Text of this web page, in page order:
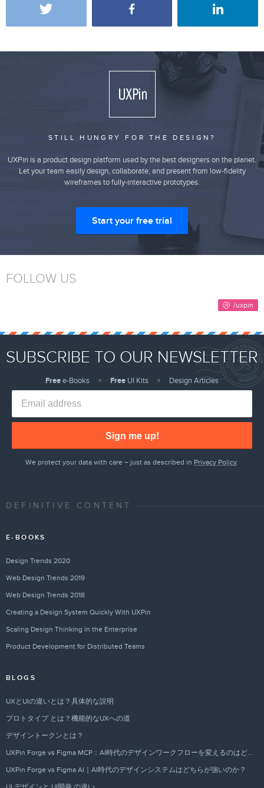
STILL HUNGRY FOR THE DESIGN?
UXPin is a product design platform used by the best designers on the planet.
Let your team easily design, collaborate, and present from low-fidelity
wireframes to fully-interactive prototypes.
Start your free trial
FOLLOW US
SUBSCRIBE TO OUR NEWSLETTER
Freee-Books Free UI Kits Design Articles
Sign me up!
We protect your data with care – just as described in Privacy Policy.
DEFINITIVE CONTENT
E-BOOKS
Design Trends 2020
Web Design Trends 2019
Web Design Trends 2018
Creating a Design System Quickly With UXPin
Scaling Design Thinking in the Enterprise
Product Development for Distributed Teams
BLOGS
UXとUIの違いとは？具体的な説明
プロトタイプ とは？機能的なUXへの道
デザイントークンとは？
UXPin Forge vs Figma MCP：AI時代のデザインワークフローを変えるのはどちらか？
UXPin Forge vs Figma AI｜AI時代のデザインシステムはどちらが強いのか？